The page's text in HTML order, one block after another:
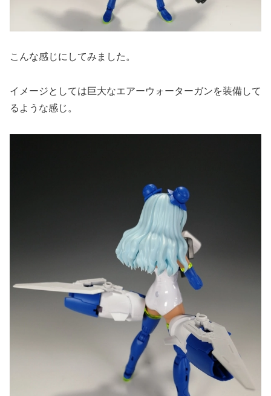
こんな感じにしてみました。
イメージとしては巨大なエアーウォーターガンを装備して
るような感じ。